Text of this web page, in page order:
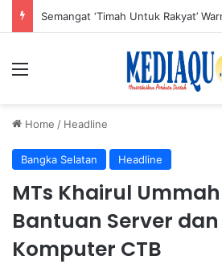
Menu
Home / Headline
Bangka Selatan Headline
MTs Khairul
Bantuan Server
Komputer CTB